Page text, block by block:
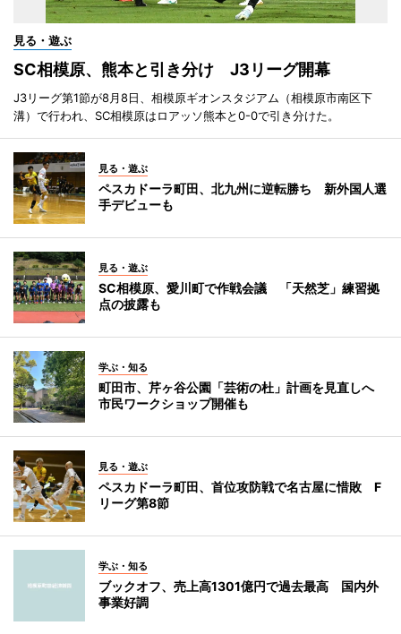
見る・遊ぶ
SC相模原、熊本と引き分け J3リーグ開幕
J3リーグ第1節が8月8日、相模原ギオンスタジアム（相模原市南区下
溝）で行われ、SC相模原はロアッソ熊本と0-0で引き分けた。
見る・遊ぶ
ペスカドーラ町田、北九州に逆転勝ち 新外国人選
手デビューも
見る・遊ぶ
SC相模原、愛川町で作戦会議 「天然芝」練習拠
点の披露も
学ぶ・知る
町田市、芹ヶ谷公園「芸術の杜」計画を見直しへ
市民ワークショップ開催も
見る・遊ぶ
ペスカドーラ町田、首位攻防戦で名古屋に惜敗 F
リーグ第8節
学ぶ・知る
ブックオフ、売上高1301億円で過去最高 国内外
事業好調